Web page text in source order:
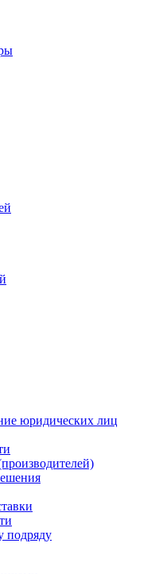
юридических лиц
подряду